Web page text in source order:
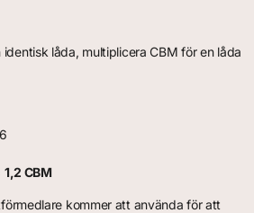
låda, multiplicera CBM för en låda
1,2 CBM
kommer att använda för att